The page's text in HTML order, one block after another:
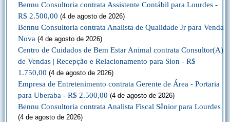
Bennu Consultoria contrata Assistente Contábil para Lourdes -
R$ 2.500,00 (4 de agosto de 2026)
Bennu Consultoria contrata Analista de Qualidade Jr para Venda
Nova (4 de agosto de 2026)
Centro de Cuidados de Bem Estar Animal contrata Consultor(A)
de Vendas | Recepção e Relacionamento para Sion - R$
1.750,00 (4 de agosto de 2026)
Empresa de Entretenimento contrata Gerente de Área - Portaria
para Uberaba - R$ 2.500,00 (4 de agosto de 2026)
Bennu Consultoria contrata Analista Fiscal Sênior para Lourdes
(4 de agosto de 2026)